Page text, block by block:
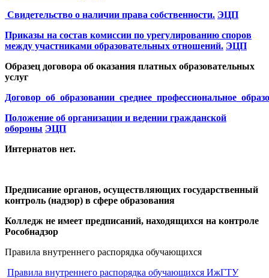
Свидетельство о наличии права собственности. ЭЦП
Приказы на состав комиссии по урегулированию споров
между участниками образовательных отношений. ЭЦП
Образец договора об оказания платных образовательных
услуг
Положение об организации и ведении гражданской
обороны ЭЦП
Интернатов нет.
Предписание органов, осуществляющих государственный
контроль (надзор) в сфере образования
Колледж не имеет предписаний, находящихся на контроле
Рособнадзор
Правила внутреннего распорядка обучающихся
Правила внутреннего распорядка обучающихся ИжГТУ